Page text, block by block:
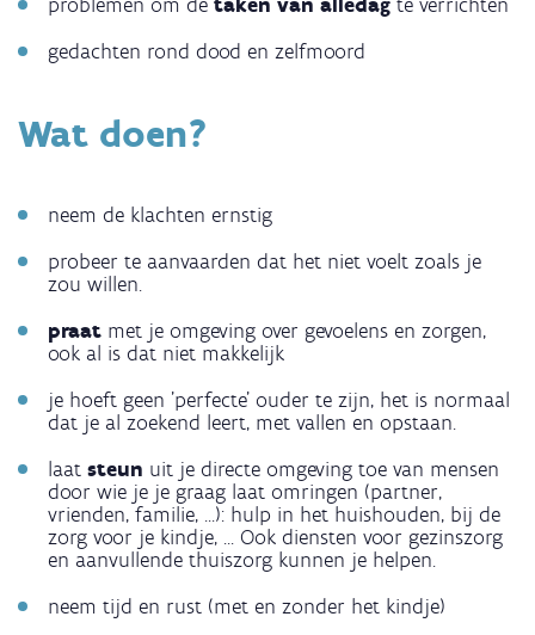
gedachten rond dood en zelfmoord
Wat doen?
neem de klachten ernstig
probeer te aanvaarden dat het niet voelt zoals je
zou willen.
praat met je omgeving over gevoelens en zorgen,
ook al is dat niet makkelijk
je hoeft geen 'perfecte' ouder te zijn, het is normaal
dat je al zoekend leert, met vallen en opstaan.
laat steun uit je directe omgeving toe van mensen
door wie je je graag laat omringen (partner,
vrienden, familie, ...): hulp in het huishouden, bij de
zorg voor je kindje, ... Ook diensten voor gezinszorg
en aanvullende thuiszorg kunnen je helpen.
neem tijd en rust (met en zonder het kindje)